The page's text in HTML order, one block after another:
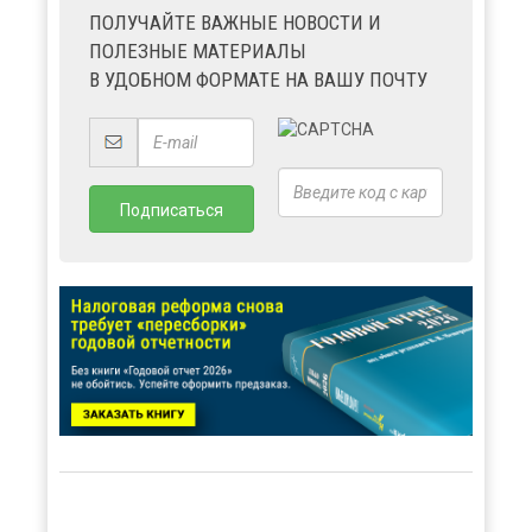
ПОЛУЧАЙТЕ ВАЖНЫЕ НОВОСТИ И
ПОЛЕЗНЫЕ МАТЕРИАЛЫ
В УДОБНОМ ФОРМАТЕ НА ВАШУ ПОЧТУ